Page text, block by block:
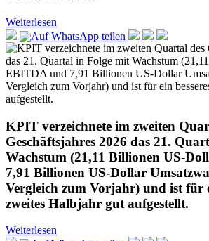
Weiterlesen
KPIT verzeichnete im zweiten
Geschäftsjahres 2026 das 21.
Wachstum (21,11 Billionen US-
7,91 Billionen US-Dollar
Vergleich zum Vorjahr) und ist für
zweites Halbjahr gut aufgestellt.
Weiterlesen